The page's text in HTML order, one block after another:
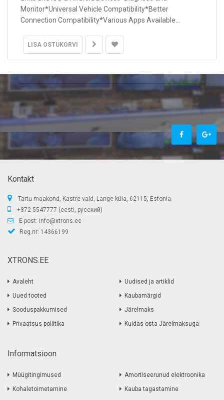
Monitor*Universal Vehicle Compatibility*Better
Connection Compatibility*Various Apps Available...
LISA OSTUKORVI
Kontakt
Tartu maakond, Kastre vald, Lange küla, 62115, Estonia
+372 5547777 (eesti, русский)
E-post: info@xtrons.ee
Reg.nr: 14366199
XTRONS.EE
Avaleht
Uued tooted
Sooduspakkumised
Privaatsus poliitika
Uudised ja artiklid
Kaubamärgid
Järelmaks
Kuidas osta Järelmaksuga
Informatsioon
Müügitingimused
Kohaletoimetamine
Amortiseerunud elektroonika
Kauba tagastamine